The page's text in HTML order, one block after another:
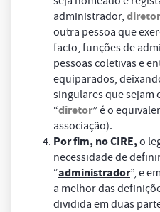
administrador, diretor
outra pessoa que
facto, funções de
pessoas coletivas e
equiparados,
singulares que sejam
“diretor” é o
associação).
Por fim, no CIRE, o
necessidade de
“administrador”, e
a melhor das
dividida em duas